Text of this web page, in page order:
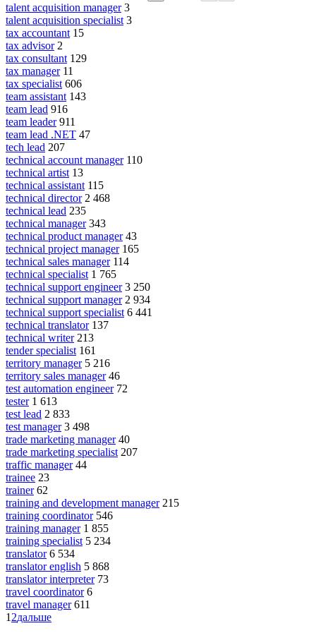
talent acquisition manager 3
talent acquisition specialist 3
tax accountant 15
tax advisor 2
tax consultant 129
tax manager 11
tax specialist 606
team assistant 143
team lead 916
team leader 911
team lead .NET 47
tech lead 207
technical account manager 110
technical artist 13
technical assistant 115
technical director 2 468
technical lead 235
technical manager 343
technical product manager 43
technical project manager 165
technical sales manager 114
technical specialist 1 765
technical support engineer 3 250
technical support manager 2 934
technical support specialist 6 441
technical translator 137
technical writer 213
tender specialist 161
territory manager 5 216
territory sales manager 46
test automation engineer 72
tester 1 613
test lead 2 833
test manager 3 498
trade marketing manager 40
trade marketing specialist 207
traffic manager 44
trainee 23
trainer 62
training and development manager 215
training coordinator 546
training manager 1 855
training specialist 5 234
translator 6 534
translator english 5 868
translator interpreter 73
travel coordinator 6
travel manager 611
1 2дальше